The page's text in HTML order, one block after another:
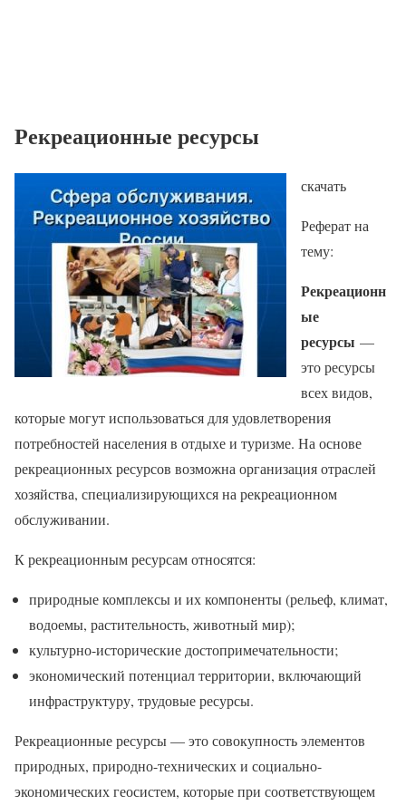
Рекреационные ресурсы
скачать
Реферат на
тему:
Рекреационн
ые
ресурсы —
это ресурсы
всех видов,
которые могут использоваться для удовлетворения
потребностей населения в отдыхе и туризме. На основе
рекреационных ресурсов возможна организация отраслей
хозяйства, специализирующихся на рекреационном
обслуживании.
К рекреационным ресурсам относятся:
природные комплексы и их компоненты (рельеф, климат,
водоемы, растительность, животный мир);
культурно-исторические достопримечательности;
экономический потенциал территории, включающий
инфраструктуру, трудовые ресурсы.
Рекреационные ресурсы — это совокупность элементов
природных, природно-технических и социально-
экономических геосистем, которые при соответствующем